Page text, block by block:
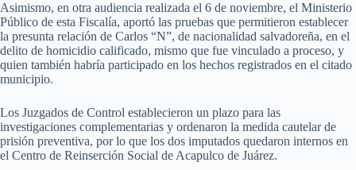
Asimismo, en otra audiencia realizada el 6 de noviembre, el Ministerio
Público de esta Fiscalía, aportó las pruebas que permitieron establecer
la presunta relación de Carlos “N”, de nacionalidad salvadoreña, en el
delito de homicidio calificado, mismo que fue vinculado a proceso, y
quien también habría participado en los hechos registrados en el citado
municipio.
Los Juzgados de Control establecieron un plazo para las
investigaciones complementarias y ordenaron la medida cautelar de
prisión preventiva, por lo que los dos imputados quedaron internos en
el Centro de Reinserción Social de Acapulco de Juárez.